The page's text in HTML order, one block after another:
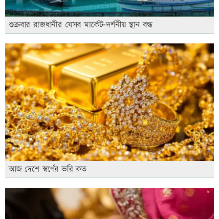
শুক্রবার রাজধানীর যেসব মার্কেট-দর্শনীয় স্থান বন্ধ
আজ দেশে স্বর্ণের ভরি কত